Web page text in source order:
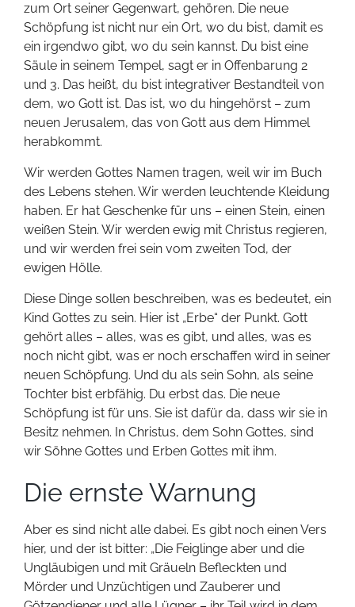
zum Ort seiner Gegenwart, gehören. Die neue
Schöpfung ist nicht nur ein Ort, wo du bist, damit es
ein irgendwo gibt, wo du sein kannst. Du bist eine
Säule in seinem Tempel, sagt er in Offenbarung 2
und 3. Das heißt, du bist integrativer Bestandteil von
dem, wo Gott ist. Das ist, wo du hingehörst – zum
neuen Jerusalem, das von Gott aus dem Himmel
herabkommt.
Wir werden Gottes Namen tragen, weil wir im Buch
des Lebens stehen. Wir werden leuchtende Kleidung
haben. Er hat Geschenke für uns – einen Stein, einen
weißen Stein. Wir werden ewig mit Christus regieren,
und wir werden frei sein vom zweiten Tod, der
ewigen Hölle.
Diese Dinge sollen beschreiben, was es bedeutet, ein
Kind Gottes zu sein. Hier ist „Erbe“ der Punkt. Gott
gehört alles – alles, was es gibt, und alles, was es
noch nicht gibt, was er noch erschaffen wird in seiner
neuen Schöpfung. Und du als sein Sohn, als seine
Tochter bist erbfähig. Du erbst das. Die neue
Schöpfung ist für uns. Sie ist dafür da, dass wir sie in
Besitz nehmen. In Christus, dem Sohn Gottes, sind
wir Söhne Gottes und Erben Gottes mit ihm.
Die ernste Warnung
Aber es sind nicht alle dabei. Es gibt noch einen Vers
hier, und der ist bitter: „Die Feiglinge aber und die
Ungläubigen und mit Gräueln Befleckten und
Mörder und Unzüchtigen und Zauberer und